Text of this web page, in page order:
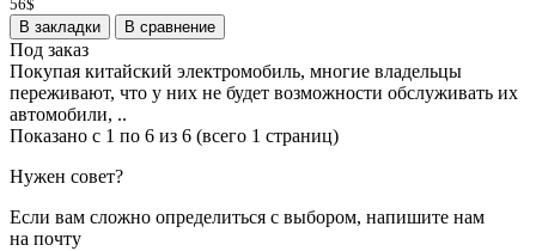
56$
В закладки
В сравнение
Под заказ
Покупая китайский электромобиль, многие владельцы
переживают, что у них не будет возможности обслуживать их
автомобили, ..
Показано с 1 по 6 из 6 (всего 1 страниц)
Нужен совет?
Если вам сложно определиться с выбором, напишите нам
на почту